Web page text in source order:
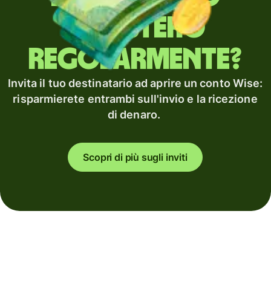
all'estero
regolarmente?
Invita il tuo destinatario ad aprire un conto Wise:
risparmierete entrambi sull'invio e la ricezione
di denaro.
Scopri di più sugli inviti